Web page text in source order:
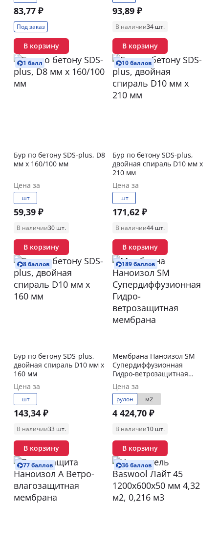
83,77 ₽
Под заказ
В корзину
93,89 ₽
В наличии34 шт.
В корзину
1 балл
Бур по бетону SDS-plus, D8
мм x 160/100 мм
Цена за
шт
59,39 ₽
В наличии30 шт.
В корзину
10 баллов
Бур по бетону SDS-plus,
двойная спираль D10 мм x
210 мм
Цена за
шт
171,62 ₽
В наличии44 шт.
В корзину
8 баллов
Бур по бетону SDS-plus,
двойная спираль D10 мм x
160 мм
Цена за
шт
143,34 ₽
В наличии33 шт.
В корзину
189 баллов
Мембрана Наноизол SM
Супердиффузионная
Гидро-ветрозащитная
мембрана
Цена за
рулон м2
4 424,70 ₽
В наличии10 шт.
В корзину
77 баллов 36 баллов